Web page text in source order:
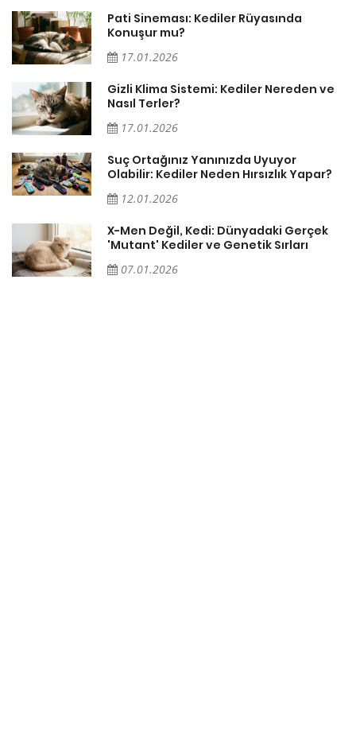
Pati Sineması: Kediler Rüyasında
Konuşur mu?
17.01.2026
Gizli Klima Sistemi: Kediler Nereden ve
Nasıl Terler?
17.01.2026
Suç Ortağınız Yanınızda Uyuyor
Olabilir: Kediler Neden Hırsızlık Yapar?
12.01.2026
X-Men Değil, Kedi: Dünyadaki Gerçek
'Mutant' Kediler ve Genetik Sırları
07.01.2026